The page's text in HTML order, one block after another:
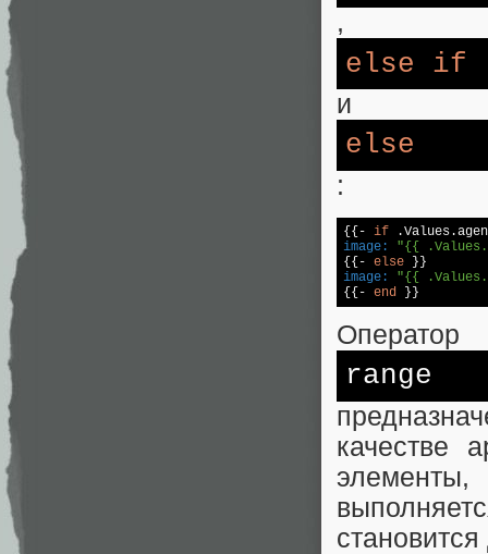
,
else if
и
else
:
{{- if
image:
"{{
{{- else
image:
"{{
{{- end
Оператор
range
качестве
элементы,